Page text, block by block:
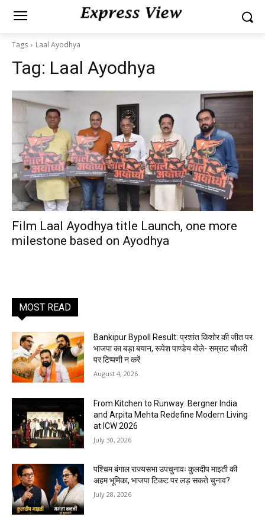
Tags Laal Ayodhya
Tag: Laal Ayodhya
Film Laal Ayodhya title Launch, one more
milestone based on Ayodhya
MOST READ
Bankipur Bypoll Result: प्रशांत किशोर की जीत पर
भाजपा का बड़ा बयान, रूपेश पाण्डेय बोले- सम्राट चौधरी
पर टिप्पणी न करें
August 4, 2026
From Kitchen to Runway: Bergner India
and Arpita Mehta Redefine Modern Living
at ICW 2026
July 30, 2026
पश्चिम बंगाल राज्यसभा उपचुनावः कुलदीप माइती की
अहम भूमिका, भाजपा टिकट पर लड़ सकते चुनाव?
July 28, 2026